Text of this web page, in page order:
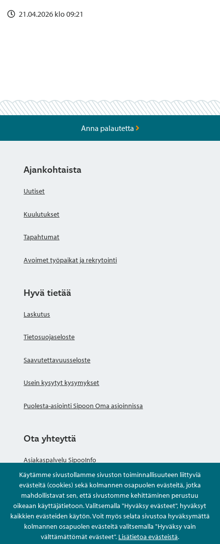
21.04.2026 klo 09:21
Käytämme sivustollamme sivuston toiminnallisuuteen liittyviä
evästeitä (cookies) sekä kolmannen osapuolen evästeitä, jotka
mahdollistavat sen, että sivustomme kehittäminen perustuu
oikeaan käyttäjätietoon. Valitsemalla "Hyväksy evästeet", hyväksyt
kaikkien evästeiden käytön. Voit myös selata sivustoa hyväksymättä
kolmannen osapuolen evästeitä valitsemalla "Hyväksy vain
välttämättömät evästeet". Lisätietoa evästeistä.
Anna palautetta
Ajankohtaista
Uutiset
Kuulutukset
Tapahtumat
Avoimet työpaikat ja rekrytointi
Hyvä tietää
Laskutus
Tietosuojaseloste
Saavutettavuusseloste
Usein kysytyt kysymykset
Puolesta-asiointi Sipoon Oma asioinnissa
Ota yhteyttä
Asiakaspalvelu SipooInfo
Anna palautetta nimettömästi
Kysy tai asioi
Yhteystiedot